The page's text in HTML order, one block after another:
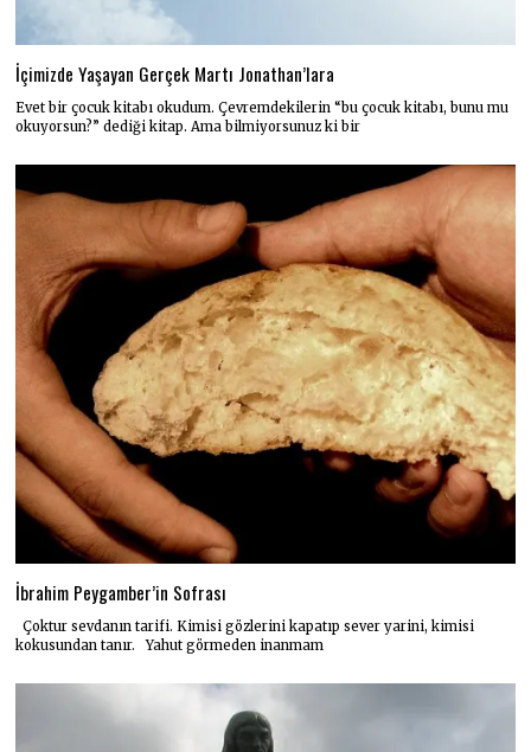
İçimizde Yaşayan Gerçek Martı Jonathan’lara
Evet bir çocuk kitabı okudum. Çevremdekilerin “bu çocuk kitabı, bunu mu
okuyorsun?” dediği kitap. Ama bilmiyorsunuz ki bir
İbrahim Peygamber’in Sofrası
Çoktur sevdanın tarifi. Kimisi gözlerini kapatıp sever yarini, kimisi
kokusundan tanır. Yahut görmeden inanmam